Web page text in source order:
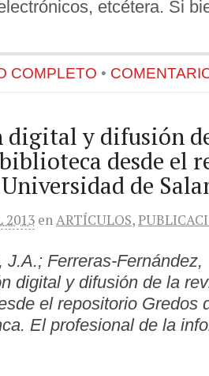
etcétera. Si
COMPLETO •
digital y difusión
desde el
de
2013 en ARTÍCULOS,
J.A.; Ferreras-Fernández,
digital y difusión de la
el repositorio Gredos
El profesional de la